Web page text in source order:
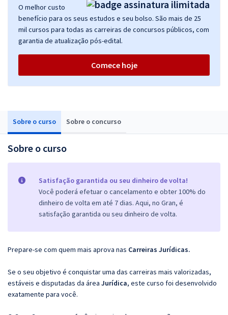
Sobre o curso Sobre o concurso
Sobre o curso
Satisfação garantida ou seu dinheiro de volta!
Você poderá efetuar o cancelamento e obter 100% do
dinheiro de volta em até 7 dias. Aqui, no Gran, é
satisfação garantida ou seu dinheiro de volta.
Prepare-se com quem mais aprova nas Carreiras Jurídicas.
Se o seu objetivo é conquistar uma das carreiras mais valorizadas,
estáveis e disputadas da área Jurídica, este curso foi desenvolvido
exatamente para você.
O melhor custo
benefício para os seus estudos e seu bolso. São mais de 25
mil cursos para todas as carreiras de concursos públicos, com
garantia de atualização pós-edital.
Comece hoje